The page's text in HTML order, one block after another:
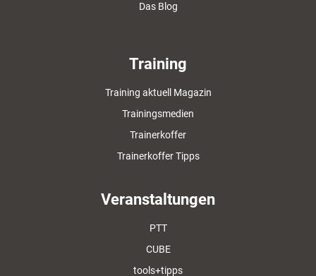
Das Blog
Training
Training aktuell Magazin
Trainingsmedien
Trainerkoffer
Trainerkoffer Tipps
Veranstaltungen
PTT
CUBE
tools+tipps